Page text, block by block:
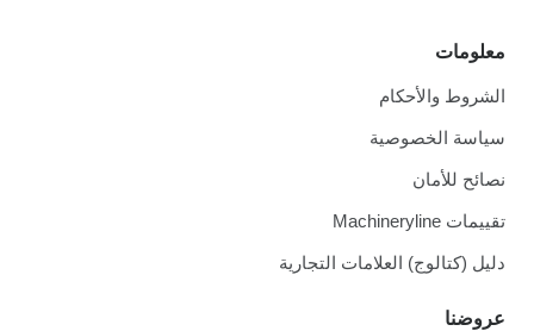
معلومات
الشروط والأحكام
سياسة الخصوصية
نصائح للأمان
تقييمات Machineryline
دليل (كتالوج) العلامات التجارية
عروضنا